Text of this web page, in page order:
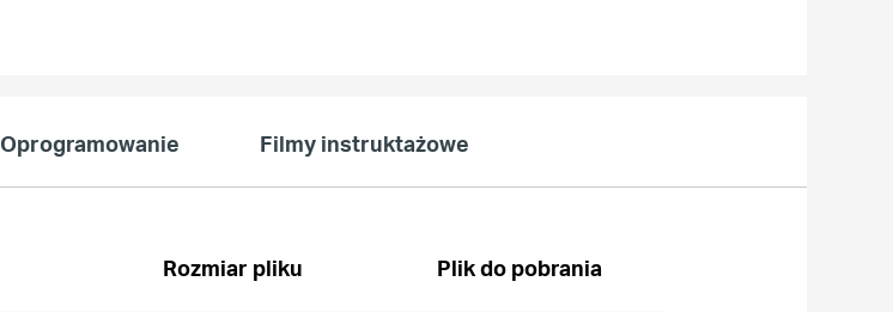
Oprogramowanie Filmy instruktażowe
Rozmiar pliku Plik do pobrania